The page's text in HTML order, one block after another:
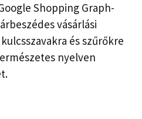
Shopping Graph-
vásárlási
és szűrőkre
nyelven